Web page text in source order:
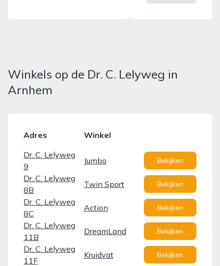
Winkels op de Dr. C. Lelyweg in
Arnhem
Adres
Winkel
Dr. C. Lelyweg
9
Jumbo Bekijken
Dr. C. Lelyweg
8B
Twin Sport Bekijken
Dr. C. Lelyweg
8C
Action Bekijken
Dr. C. Lelyweg
11B
DreamLand Bekijken
Dr. C. Lelyweg
11F
Kruidvat Bekijken